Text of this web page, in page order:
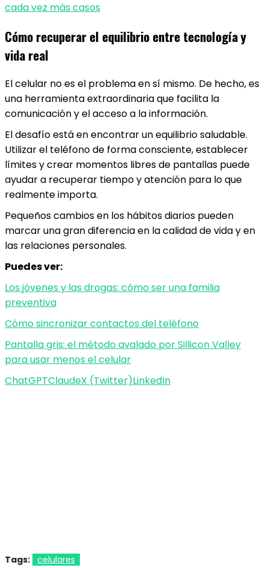
cada vez más casos
Cómo recuperar el equilibrio entre tecnología y
vida real
El celular no es el problema en sí mismo. De hecho, es
una herramienta extraordinaria que facilita la
comunicación y el acceso a la información.
El desafío está en encontrar un equilibrio saludable.
Utilizar el teléfono de forma consciente, establecer
límites y crear momentos libres de pantallas puede
ayudar a recuperar tiempo y atención para lo que
realmente importa.
Pequeños cambios en los hábitos diarios pueden
marcar una gran diferencia en la calidad de vida y en
las relaciones personales.
Puedes ver:
Los jóvenes y las drogas: cómo ser una familia
preventiva
Cómo sincronizar contactos del teléfono
Pantalla gris: el método avalado por Sillicon Valley
para usar menos el celular
ChatGPTClaudeX (Twitter)LinkedIn
Tags: celulares